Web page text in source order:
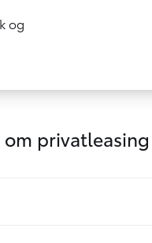
og
om privatleasing